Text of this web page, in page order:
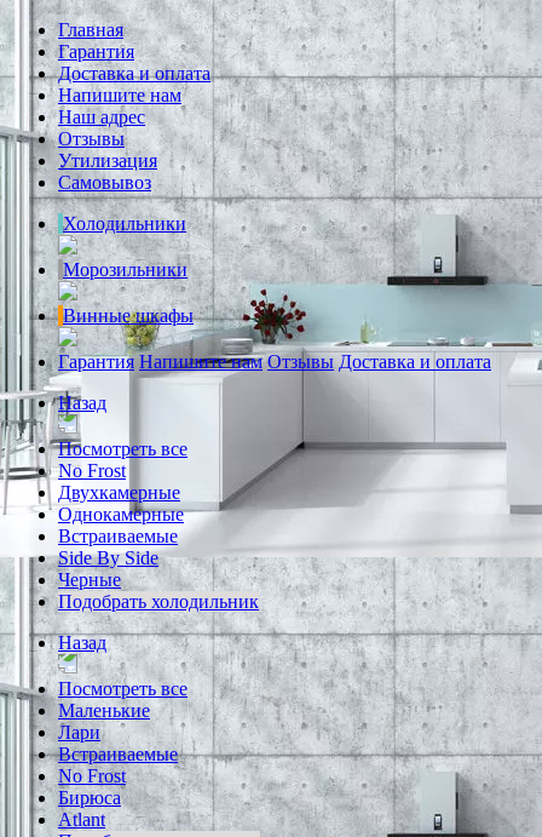
Главная
Гарантия
Доставка и оплата
Напишите нам
Наш адрес
Отзывы
Утилизация
Самовывоз
Холодильники
Морозильники
Винные шкафы
Гарантия Напишите нам Отзывы Доставка и оплата
Назад
Посмотреть все
No Frost
Двухкамерные
Однокамерные
Встраиваемые
Side By Side
Черные
Подобрать холодильник
Назад
Посмотреть все
Маленькие
Лари
Встраиваемые
No Frost
Бирюса
Atlant